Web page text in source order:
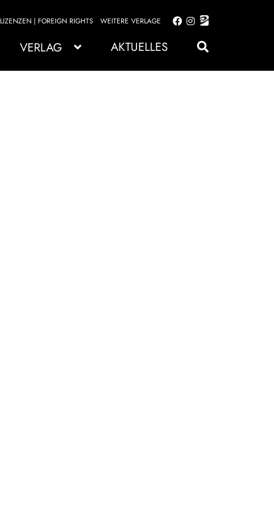
LIZENZEN | FOREIGN RIGHTS WEITERE VERLAGE
Zur
springen
Zum
springen
VERLAG AKTUELLES